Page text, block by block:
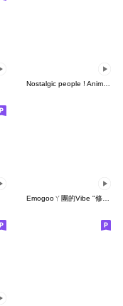
Nostalgic people ! Animated
Emogooㄚ團的Vibe "修正版"